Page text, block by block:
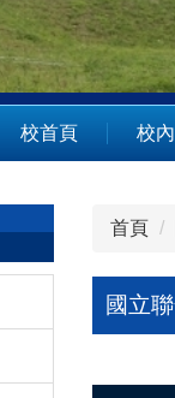
校首頁 校
首頁
國立